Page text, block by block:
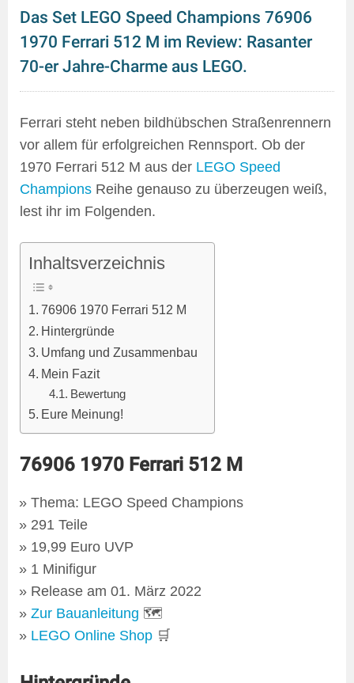
Das Set LEGO Speed Champions 76906
1970 Ferrari 512 M im Review: Rasanter
70-er Jahre-Charme aus LEGO.
Ferrari steht neben bildhübschen Straßenrennern
vor allem für erfolgreichen Rennsport. Ob der
1970 Ferrari 512 M aus der LEGO Speed
Champions Reihe genauso zu überzeugen weiß,
lest ihr im Folgenden.
Inhaltsverzeichnis
76906 1970 Ferrari 512 M
Hintergründe
Umfang und Zusammenbau
Mein Fazit
Bewertung
Eure Meinung!
76906 1970 Ferrari 512 M
Thema: LEGO Speed Champions
291 Teile
19,99 Euro UVP
1 Minifigur
Release am 01. März 2022
Zur Bauanleitung 🗺
LEGO Online Shop 🛒